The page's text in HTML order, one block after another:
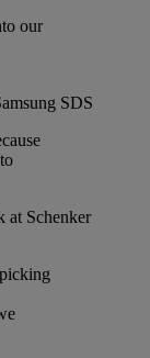
our
SDS
at Schenker